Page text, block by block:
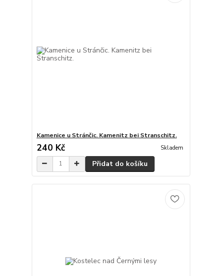
Kamenice u Stránčic. Kamenitz bei Stranschitz.
240 Kč Skladem
Přidat do košíku